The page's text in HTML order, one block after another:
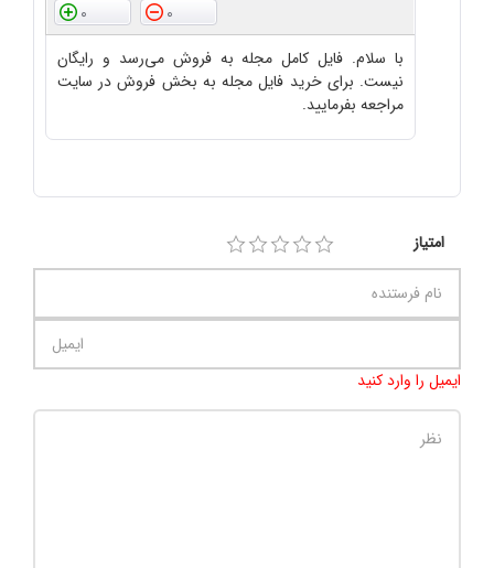
0
0
با سلام. فایل کامل مجله به فروش می‌رسد و رایگان
نیست. برای خرید فایل مجله به بخش فروش در سایت
مراجعه بفرمایید.
امتیاز
ایمیل را وارد کنید